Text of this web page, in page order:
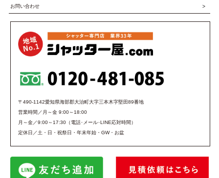
お問い合わせ
〒490-1142愛知県海部郡大治町大字三本木字堅田89番地
営業時間／月～金 9:00～18:00
月～金／9:00～17:30（電話･メール･LINE応対時間）
定休日／土・日・祝祭日・年末年始・GW・お盆